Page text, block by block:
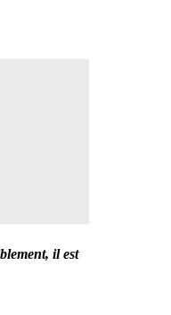
il est